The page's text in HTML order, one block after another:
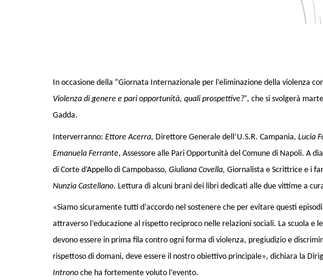
In occasione della “Giornata Internazionale per l’eliminazione della violenza
Violenza di genere e pari opportunità, quali prospettive?”, che si svolgerà
Gadda.
Interverranno: Ettore Acerra, Direttore Generale dell’U.S.R. Campania, Lucia
Emanuela Ferrante, Assessore alle Pari Opportunità del Comune di Napoli. A
di Corte d’Appello di Campobasso, Giuliana Covella, Giornalista e Scrittrice e i
Nunzia Castellano. Lettura di alcuni brani dei libri dedicati alle due vittime a
«Siamo sicuramente tutti d’accordo nel sostenere che per evitare questi
attraverso l’educazione al rispetto reciproco nelle relazioni sociali. La scuola e
devono essere in prima fila contro ogni forma di violenza, pregiudizio e
rispettoso di domani, deve essere il nostro obiettivo principale», dichiara la
Introno che ha fortemente voluto l’evento.